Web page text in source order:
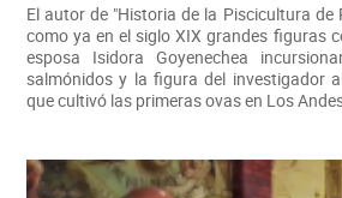
El autor de "Historia de la Piscicultura de
como ya en el siglo XIX grandes figuras
esposa Isidora Goyenechea
salmónidos y la figura del investigador
que cultivó las primeras ovas en Los